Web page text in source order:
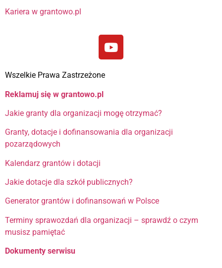
Kariera w grantowo.pl
Wszelkie Prawa Zastrzeżone
Reklamuj się w grantowo.pl
Jakie granty dla organizacji mogę otrzymać?
Granty, dotacje i dofinansowania dla organizacji
pozarządowych
Kalendarz grantów i dotacji
Jakie dotacje dla szkół publicznych?
Generator grantów i dofinansowań w Polsce
Terminy sprawozdań dla organizacji – sprawdź o czym
musisz pamiętać
Dokumenty serwisu